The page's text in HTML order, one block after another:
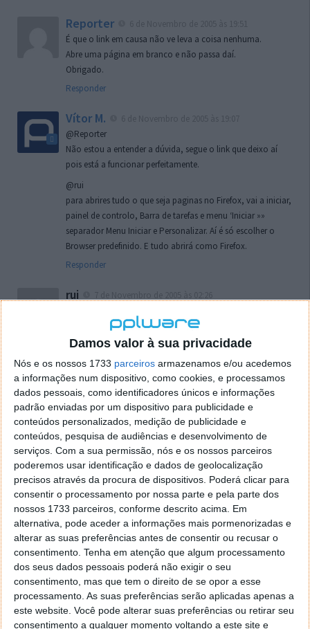
Damos valor à sua privacidade
Nós e os nossos 1733 parceiros armazenamos e/ou acedemos
a informações num dispositivo, como cookies, e processamos
dados pessoais, como identificadores únicos e informações
padrão enviadas por um dispositivo para publicidade e
conteúdos personalizados, medição de publicidade e
conteúdos, pesquisa de audiências e desenvolvimento de
serviços. Com a sua permissão, nós e os nossos parceiros
poderemos usar identificação e dados de geolocalização
precisos através da procura de dispositivos. Poderá clicar para
consentir o processamento por nossa parte e pela parte dos
nossos 1733 parceiros, conforme descrito acima. Em
alternativa, pode aceder a informações mais pormenorizadas e
alterar as suas preferências antes de consentir ou recusar o
consentimento. Tenha em atenção que algum processamento
dos seus dados pessoais poderá não exigir o seu
consentimento, mas que tem o direito de se opor a esse
processamento. As suas preferências serão aplicadas apenas a
este website. Você pode alterar suas preferências ou retirar seu
consentimento a qualquer momento voltando a este site e
Reporter
É que o link em causa não ve leva a coisa nenhuma.
Abre uma página em branco e não passa daí.
Obrigado.
Responder
Vítor M.
@Reporter
Não estou a entender a dúvida, segue o link que deixo aí
pois está a funcionar perfeitamente.
@rui
para abrires tudo o que seja paginas no Firefox, vai a iniciar,
painel de controlo, Barra de tarefas e menu ‘Iniciar »»
separador Menu Iniciar e Personalizar. Aí é só escolher o
Browser predefinido. E tudo abrirá como Firefox.
Responder
rui
localizaçao referida n se encontra la nada k me permita por
o firefox como browser predefenido
Ja percorri o painel
tentei apagar o explorer na tentativa de forçar o uso do
firefox mas em vao. Kaso te lembres de outra dica fico
agradecido, caso contrario obrigado a mesma
Responder
Vítor M.
7 de Novembro de 2005 às 01:39
@Reporter
Desculpa mas o link funciona. Seja como for segue por mail
o MSn Messenger 8.
Responder
Vítor M.
@Rui
Tens de encontrar o que te falei. Faz da seguinte maneira,
janela iniciar e no topo dessa janela com o botão direito do
rato faz propriedades. Depois no separador Menu ‘Iniciar’
clica no botão ‘Personalizar’ aí encontrarás no separador